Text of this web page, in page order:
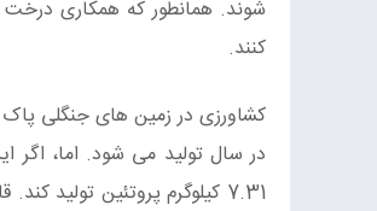
شوند. همانطور که همکاری درخت
کنند.
در سال تولید می شود. اما، اگر
7.31 کیلوگرم پروتئین